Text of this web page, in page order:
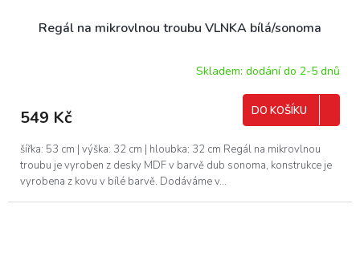
Regál na mikrovlnou troubu VLNKA bílá/sonoma
Skladem: dodání do 2-5 dnů
549 Kč DO KOŠÍKU
šířka: 53 cm | výška: 32 cm | hloubka: 32 cm Regál na mikrovlnou
troubu je vyroben z desky MDF v barvě dub sonoma, konstrukce je
vyrobena z kovu v bílé barvě. Dodáváme v...